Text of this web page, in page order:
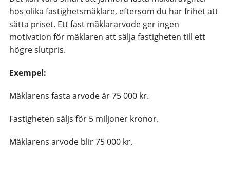
hos olika fastighetsmäklare, eftersom du har frihet att
sätta priset. Ett fast mäklararvode ger ingen
motivation för mäklaren att sälja fastigheten till ett
högre slutpris.
Exempel:
Mäklarens fasta arvode är 75 000 kr.
Fastigheten säljs för 5 miljoner kronor.
Mäklarens arvode blir 75 000 kr.